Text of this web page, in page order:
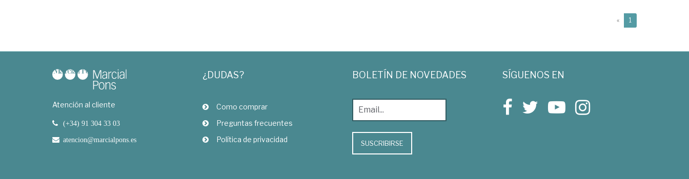
« 1
Atención al cliente
(+34) 91 304 33 03
atencion@marcialpons.es
¿DUDAS?
Como comprar
Preguntas frecuentes
Política de privacidad
BOLETÍN DE NOVEDADES
SUSCRIBIRSE
SÍGUENOS EN